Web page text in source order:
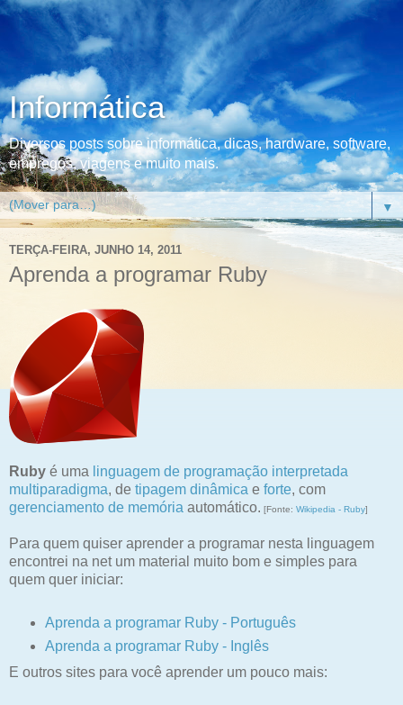
Informática
Diversos posts sobre informática, dicas, hardware, software,
empregos, viagens e muito mais.
▼
TERÇA-FEIRA, JUNHO 14, 2011
Aprenda a programar Ruby
Ruby é uma linguagem de programação interpretada
multiparadigma, de tipagem dinâmica e forte, com
gerenciamento de memória automático. [Fonte: Wikipedia - Ruby]
Para quem quiser aprender a programar nesta linguagem
encontrei na net um material muito bom e simples para
quem quer iniciar:
Aprenda a programar Ruby - Português
Aprenda a programar Ruby - Inglês
E outros sites para você aprender um pouco mais: